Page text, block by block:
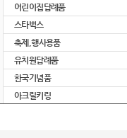
27
어린이집답례품
스타벅스
축제,행사용품
유치원답례품
한국기념품
아크릴키링